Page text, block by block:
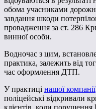
обома учасниками
завдання шкоди
провадження за ст. 286
винної особи.
Водночас з цим,
практика, залежить від
час оформлення ДТП.
У практиці нашої компанії
поліцейські відкривали
клієнтів, коли